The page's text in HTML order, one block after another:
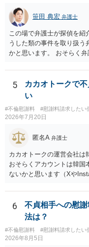
笹田 典宏 弁護士
この場で弁護士が探偵を紹
うした類の事件を取り扱う
かと思います。 おそらく
めします。
5
カカオトークで
い
#不倫慰謝料 #慰謝料請求したい
2026年7月20日
匿名A 弁護士
カカオトークの運営会社は
おそらくアカウントは韓国
ないかと思います（Xや
対する照会は基本的にでき
は例外的に認める扱いも
的ではないでしょう）。
ら、日本法人へ送っても
ります。 個人で直接他人の
う。
6
不貞相手への慰
法は？
#不倫慰謝料 #慰謝料請求したい
2026年8月5日